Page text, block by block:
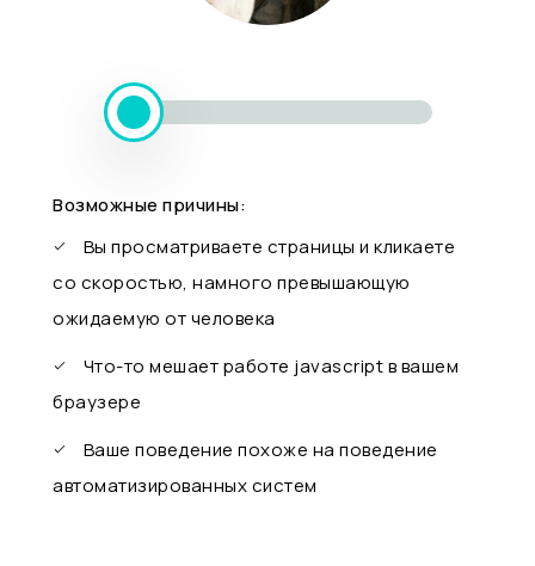
Возможные причины:
Вы просматриваете страницы и кликаете
со скоростью, намного превышающую
ожидаемую от человека
Что-то мешает работе javascript в вашем
браузере
Ваше поведение похоже на поведение
автоматизированных систем